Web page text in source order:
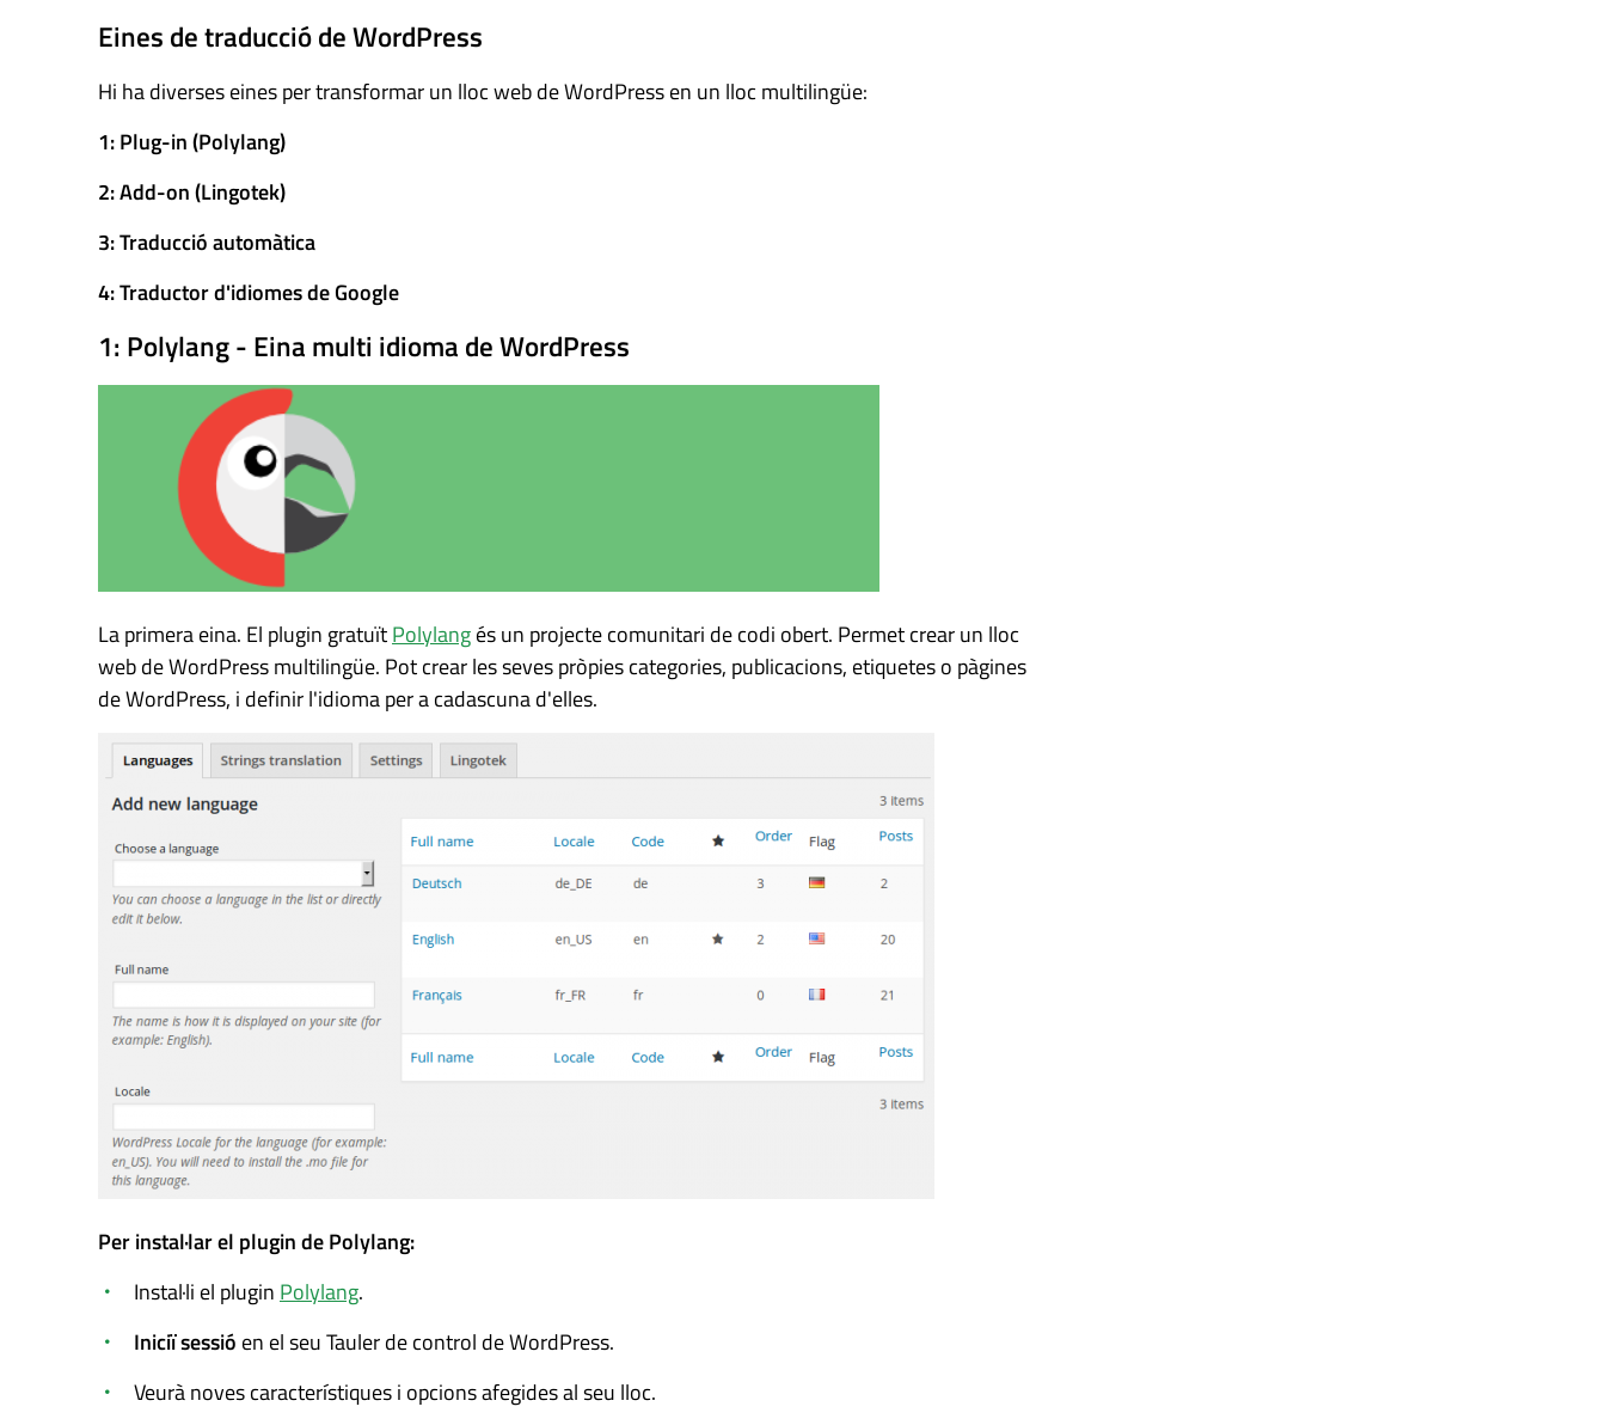
Eines de traducció de WordPress
Hi ha diverses eines per transformar un lloc web de WordPress en un lloc multilingüe:
1: Plug-in (Polylang)
2: Add-on (Lingotek)
3: Traducció automàtica
4: Traductor d'idiomes de Google
1: Polylang - Eina multi idioma de WordPress
La primera eina. El plugin gratuïtPolylangés un projecte comunitari de codi obert. Permet crear un lloc
web de WordPress multilingüe. Pot crear les seves pròpies categories, publicacions, etiquetes o pàgines
de WordPress, i definir l'idioma per a cadascuna d'elles.
Per instal·lar el plugin de Polylang:
Instal·li el plugin Polylang.
Iniciï sessió en el seu Tauler de control de WordPress.
Veurà noves característiques i opcions afegides al seu lloc.